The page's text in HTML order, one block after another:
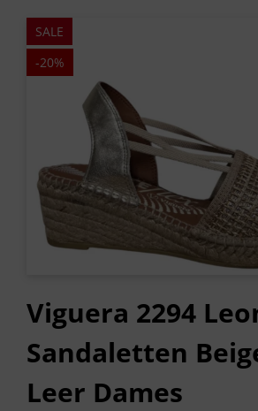
SALE
-20%
Viguera 2294
Sandaletten
Leer Dames